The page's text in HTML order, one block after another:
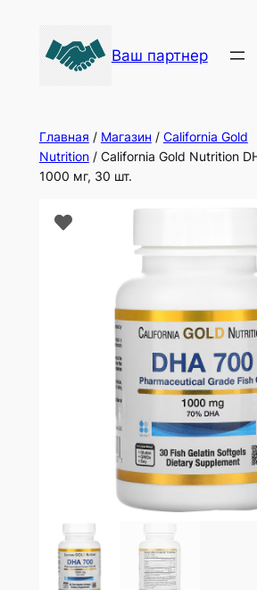
Ваш партнер
Главная / Магазин / California Gold
Nutrition/ California Gold Nutrition
1000 мг, 30 шт.